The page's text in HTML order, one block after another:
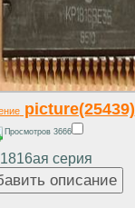
picture(25439)
Просмотров 3666
1816ая серия